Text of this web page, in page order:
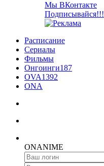
Мы ВКонтакте
Подписывайся!!!
Расписание
Сериалы
Фильмы
Онгоинги187
OVA1392
ONA
ONANIME